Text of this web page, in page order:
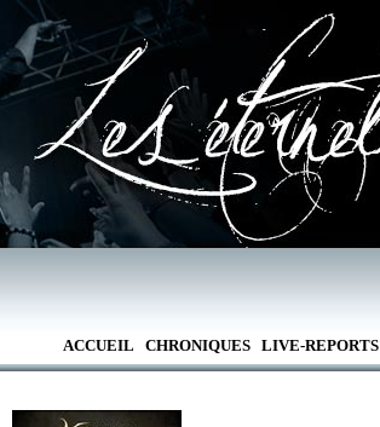
ACCUEIL CHRONIQUES LIVE-REPORTS